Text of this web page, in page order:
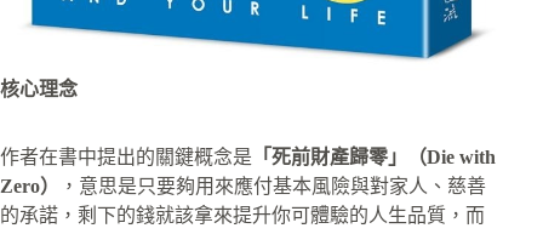
核心理念
作者在書中提出的關鍵概念是 「死前財產歸零」（Die with
Zero）
，意思是只要夠用來應付基本風險與對家人、慈善
的承諾，剩下的錢就該拿來提升你可體驗的人生品質，而